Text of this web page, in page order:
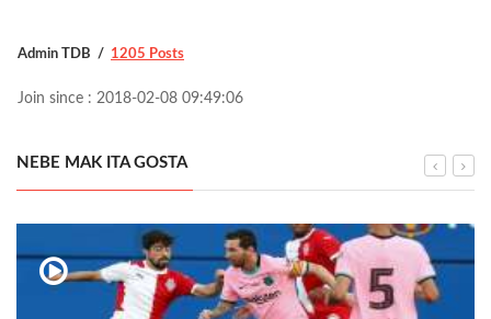
Admin TDB 1205 Posts
Join since : 2018-02-08 09:49:06
NEBE MAK ITA GOSTA